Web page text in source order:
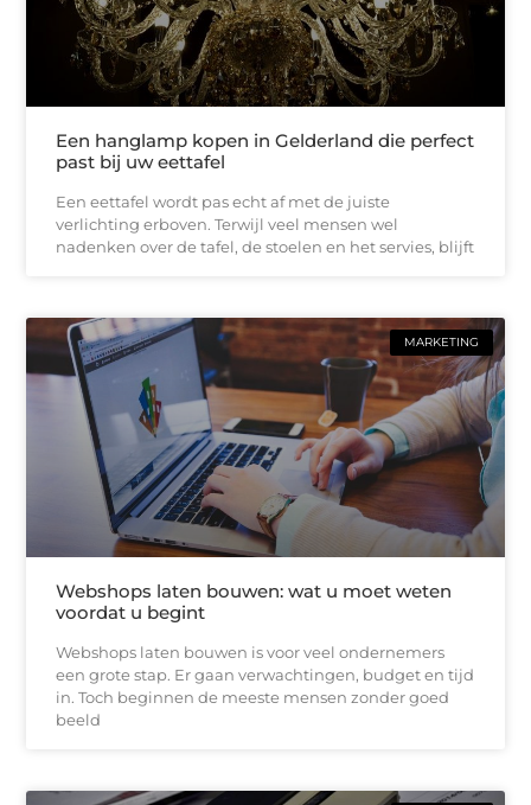
Een hanglamp kopen in Gelderland die perfect
past bij uw eettafel
Een eettafel wordt pas echt af met de juiste
verlichting erboven. Terwijl veel mensen wel
nadenken over de tafel, de stoelen en het servies, blijft
MARKETING
Webshops laten bouwen: wat u moet weten
voordat u begint
Webshops laten bouwen is voor veel ondernemers
een grote stap. Er gaan verwachtingen, budget en tijd
in. Toch beginnen de meeste mensen zonder goed
beeld